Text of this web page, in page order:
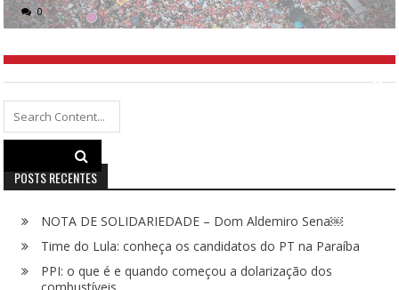
0
Search
for:
POSTS RECENTES
NOTA DE SOLIDARIEDADE – Dom Aldemiro Sena￼
Time do Lula: conheça os candidatos do PT na Paraíba
PPI: o que é e quando começou a dolarização dos
combustíveis